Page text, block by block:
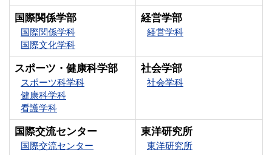
国際関係学部
国際関係学科
国際文化学科
経営学部
経営学科
スポーツ・健康科学部
スポーツ科学科
健康科学科
看護学科
社会学部
社会学科
国際交流センター
国際交流センター
東洋研究所
東洋研究所